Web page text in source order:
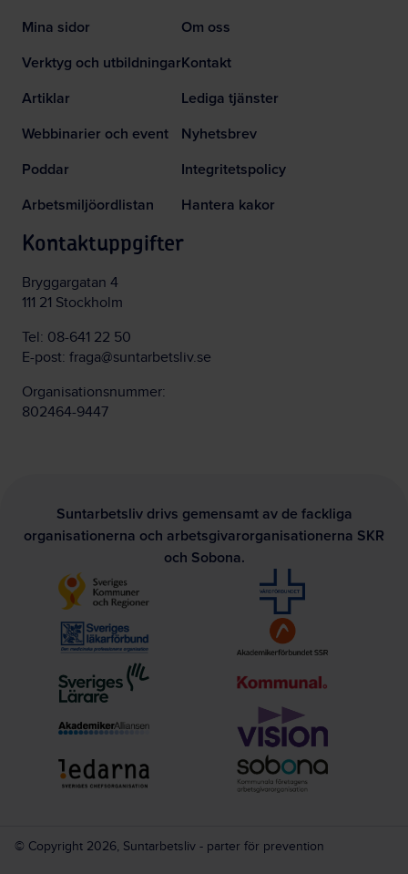
Mina sidor
Verktyg och utbildningar
Artiklar
Webbinarier och event
Poddar
Arbetsmiljöordlistan
Om oss
Kontakt
Lediga tjänster
Nyhetsbrev
Integritetspolicy
Hantera kakor
Kontaktuppgifter
Bryggargatan 4
111 21 Stockholm
Tel: 08-641 22 50
E-post: fraga@suntarbetsliv.se
Organisationsnummer:
802464-9447
Suntarbetsliv drivs gemensamt av de fackliga
organisationerna och arbetsgivarorganisationerna SKR
och Sobona.
© Copyright 2026, Suntarbetsliv - parter för prevention